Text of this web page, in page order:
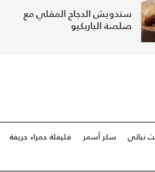
سندويش الدجاج المقلي مع
صلصة الباربكيو
نباتي سكر أسمر
فليفلة حمراء حريفة